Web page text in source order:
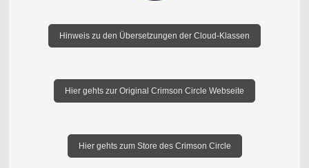
Hinweis zu den Übersetzungen der Cloud-Klassen
Hier gehts zur Original Crimson Circle Webseite
Hier gehts zum Store des Crimson Circle